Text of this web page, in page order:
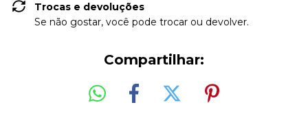
Trocas e devoluções
Se não gostar, você pode trocar ou devolver.
Compartilhar: